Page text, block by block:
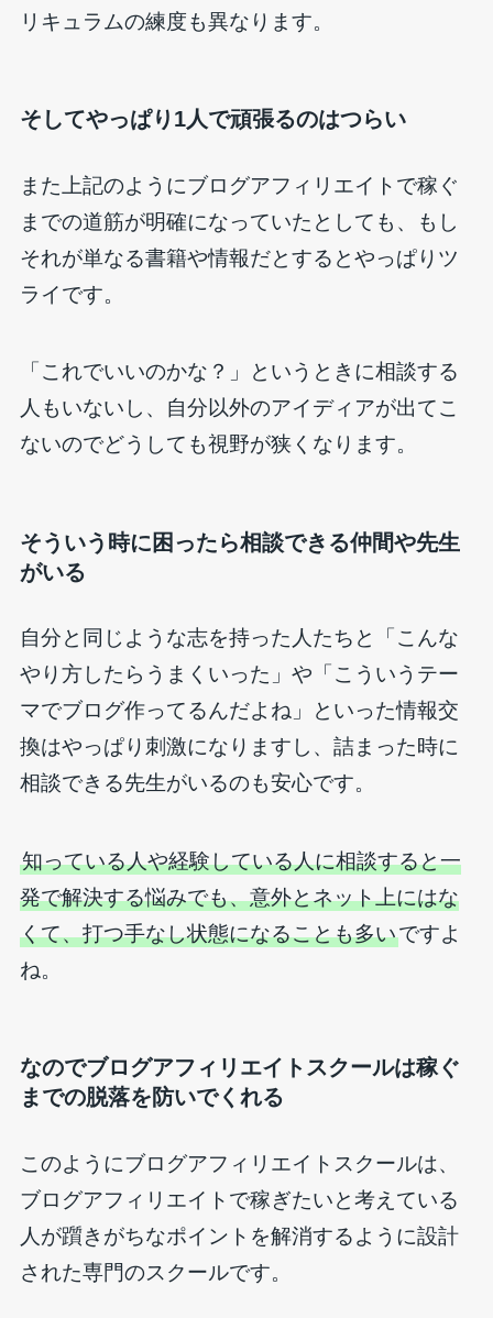
リキュラムの練度も異なります。
そしてやっぱり1人で頑張るのはつらい
また上記のようにブログアフィリエイトで稼ぐ
までの道筋が明確になっていたとしても、もし
それが単なる書籍や情報だとするとやっぱりツ
ライです。
「これでいいのかな？」というときに相談する
人もいないし、自分以外のアイディアが出てこ
ないのでどうしても視野が狭くなります。
そういう時に困ったら相談できる仲間や先生
がいる
自分と同じような志を持った人たちと「こんな
やり方したらうまくいった」や「こういうテー
マでブログ作ってるんだよね」といった情報交
換はやっぱり刺激になりますし、詰まった時に
相談できる先生がいるのも安心です。
知っている人や経験している人に相談すると一
発で解決する悩みでも、意外とネット上にはな
くて、打つ手なし状態になることも多いですよ
ね。
なのでブログアフィリエイトスクールは稼ぐ
までの脱落を防いでくれる
このようにブログアフィリエイトスクールは、
ブログアフィリエイトで稼ぎたいと考えている
人が躓きがちなポイントを解消するように設計
された専門のスクールです。